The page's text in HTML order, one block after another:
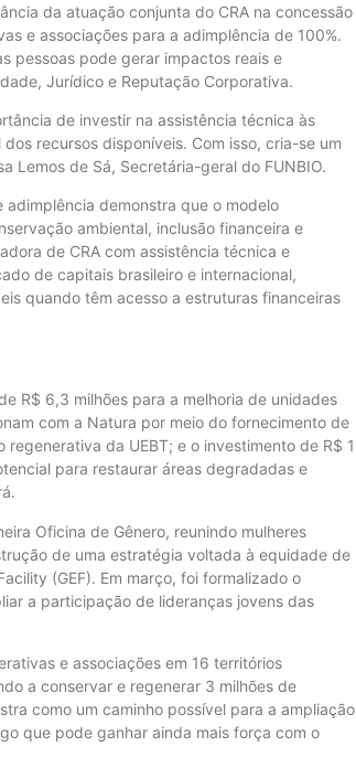
da atuação conjunta do CRA na concessão
e associações para a adimplência de 100%.
pessoas pode gerar impactos reais e
Jurídico e Reputação Corporativa.
de investir na assistência técnica às
recursos disponíveis. Com isso, cria-se um
Lemos de Sá, Secretária-geral do FUNBIO.
adimplência demonstra que o modelo
ambiental, inclusão financeira e
de CRA com assistência técnica e
de capitais brasileiro e internacional,
quando têm acesso a estruturas financeiras
R$ 6,3 milhões para a melhoria de unidades
com a Natura por meio do fornecimento de
da UEBT; e o investimento de R$ 1
para restaurar áreas degradadas e
Oficina de Gênero, reunindo mulheres
de uma estratégia voltada à equidade de
(GEF). Em março, foi formalizado o
a participação de lideranças jovens das
e associações em 16 territórios
a conservar e regenerar 3 milhões de
como um caminho possível para a ampliação
que pode ganhar ainda mais força com o